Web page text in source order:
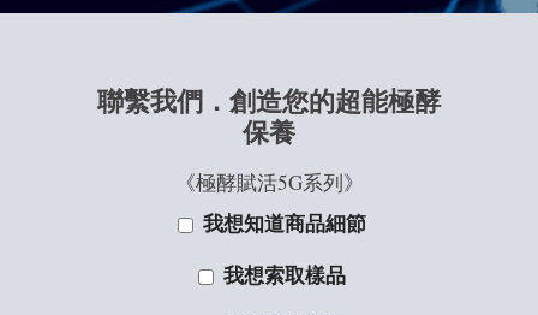
聯繫我們．創造您的超能極酵
保養
《極酵賦活5G系列》
我想知道商品細節
我想索取樣品